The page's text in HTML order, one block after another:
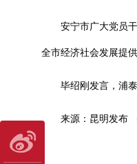
安宁市广大党员干
全市经济社会发展提
毕绍刚发言，浦泰
来源：昆明发布 美